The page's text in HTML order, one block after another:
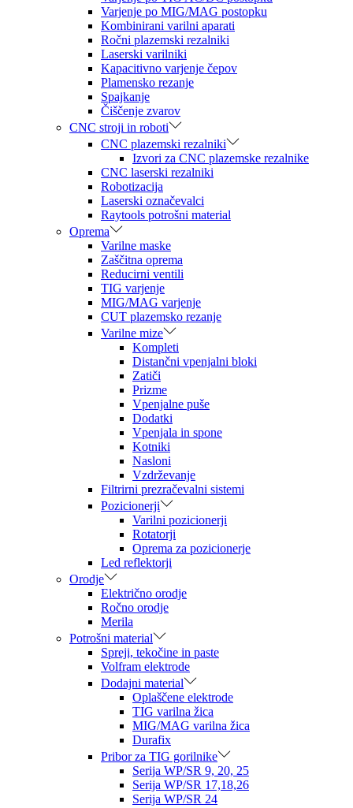
Varjenje po MIG/MAG postopku
Kombinirani varilni aparati
Ročni plazemski rezalniki
Laserski varilniki
Kapacitivno varjenje čepov
Plamensko rezanje
Spajkanje
Čiščenje zvarov
CNC stroji in roboti
CNC plazemski rezalniki
Izvori za CNC plazemske rezalnike
CNC laserski rezalniki
Robotizacija
Laserski označevalci
Raytools potrošni material
Oprema
Varilne maske
Zaščitna oprema
Reducirni ventili
TIG varjenje
MIG/MAG varjenje
CUT plazemsko rezanje
Varilne mize
Kompleti
Distančni vpenjalni bloki
Zatiči
Prizme
Vpenjalne puše
Dodatki
Vpenjala in spone
Kotniki
Nasloni
Vzdrževanje
Filtrirni prezračevalni sistemi
Pozicionerji
Varilni pozicionerji
Rotatorji
Oprema za pozicionerje
Led reflektorji
Orodje
Električno orodje
Ročno orodje
Merila
Potrošni material
Spreji, tekočine in paste
Volfram elektrode
Dodajni material
Oplaščene elektrode
TIG varilna žica
MIG/MAG varilna žica
Durafix
Pribor za TIG gorilnike
Serija WP/SR 9, 20, 25
Serija WP/SR 17,18,26
Serija WP/SR 24